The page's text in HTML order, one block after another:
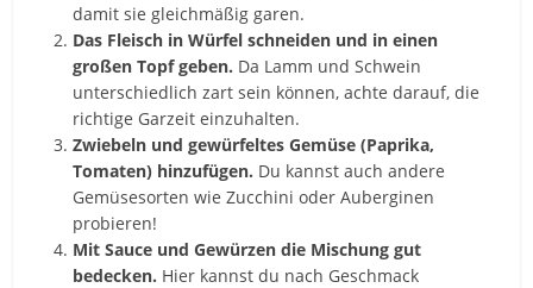
damit sie gleichmäßig garen.
Das Fleisch in Würfel schneiden und in einen
großen Topf geben. Da Lamm und Schwein
unterschiedlich zart sein können, achte darauf, die
richtige Garzeit einzuhalten.
Zwiebeln und gewürfeltes Gemüse (Paprika,
Tomaten) hinzufügen. Du kannst auch andere
Gemüsesorten wie Zucchini oder Auberginen
probieren!
Mit Sauce und Gewürzen die Mischung gut
bedecken. Hier kannst du nach Geschmack